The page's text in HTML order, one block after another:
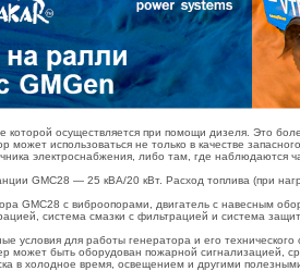
которой осуществляется при помощи дизеля. Это
может использоваться не только в качестве
электроснабжения, либо там, где наблюдаются
GMC28 — 25 кВА/20 кВт. Расход топлива (при
GMC28 с виброопорами, двигатель с навесным
система смазки с фильтрацией и система
условия для работы генератора и его
может быть оборудован пожарной сигнализацией,
в холодное время, освещением и другими